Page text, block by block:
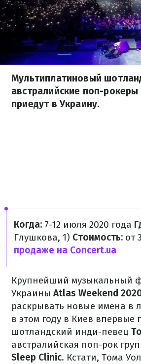
Мультиплатиновый
австралийские поп-
приедут в Украину.
Когда: 7-12 июля 2020 года
Глушкова, 1) Стоимость: от
продаже на Concert.ua
Крупнейший музыкальный
Украины Atlas Weekend
раскрывать новые имена в
в этом году в Киев впервые
шотландский инди-певец
австралийская поп-рок
Sleep Clinic. Кстати, Тома